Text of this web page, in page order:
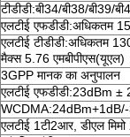
टीडीडी:बी34/बी38/बी39/
एलटीई एफडीडी:अधिकतम
एलटीई टीडीडी:अधिकतम
मैक्स 5.76 एमबीपीएस(यूएल)
3GPP मानक का अनुपालन
एलटीई एफडीडी:23dBm ±
WCDMA:
एलटीई 1टी2आर, डीएल मिमो